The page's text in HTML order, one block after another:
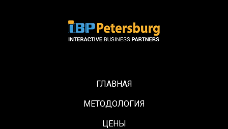
ГЛАВНАЯ
МЕТОДОЛОГИЯ
ЦЕНЫ